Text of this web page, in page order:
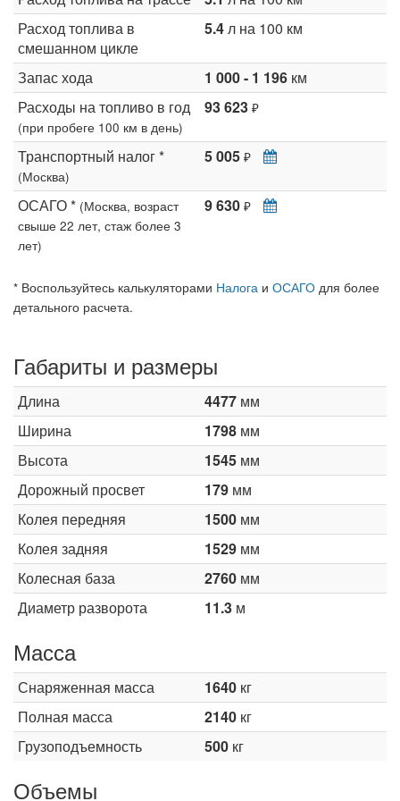
Расход топлива в
смешанном цикле
5.4л на 100 км
Запас хода 1 000 - 1 196 км
Расходы на топливо в год
(при пробеге 100 км в день)
93 623 ₽
Транспортный налог *
(Москва)
5 005 ₽
ОСАГО * (Москва, возраст
свыше 22 лет, стаж более 3
лет)
9 630 ₽
* Воспользуйтесь калькуляторами Налога и ОСАГО для более
детального расчета.
Габариты и размеры
Длина 4477 мм
Ширина
1798 мм
Высота
1545 мм
Дорожный просвет
179 мм
Колея передняя
1500 мм
Колея задняя
1529 мм
Колесная база
2760 мм
Диаметр разворота
11.3 м
Масса
Снаряженная масса 1640 кг
Полная масса
2140 кг
Грузоподъемность
500 кг
Объемы